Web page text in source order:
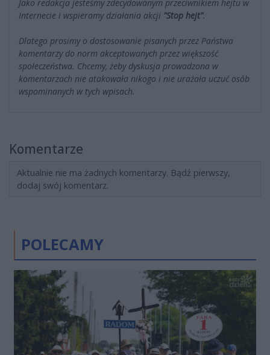
Jako redakcja jesteśmy zdecydowanym przeciwnikiem hejtu w
Internecie i wspieramy działania akcji "Stop hejt".
Dlatego prosimy o dostosowanie pisanych przez Państwa
komentarzy do norm akceptowanych przez większość
społeczeństwa. Chcemy, żeby dyskusja prowadzona w
komentarzach nie atakowała nikogo i nie urażała uczuć osób
wspominanych w tych wpisach.
Komentarze
Aktualnie nie ma żadnych komentarzy. Bądź pierwszy,
dodaj swój komentarz.
POLECAMY